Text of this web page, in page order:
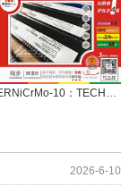
ERNiCrMo-10：TECHALLOY 622现货在库配套C22合金母材
2026-6-10